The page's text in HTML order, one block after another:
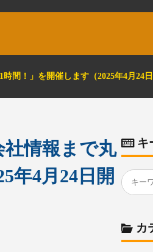
間！」を開催します（2025年4月24日
情報まで丸
年4月24日開
キ
カ